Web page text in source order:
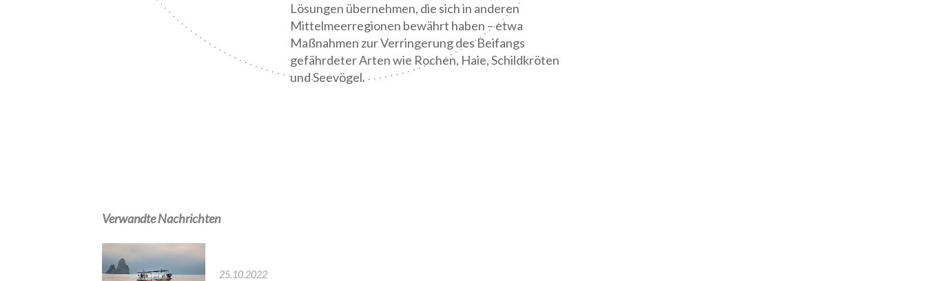
Lösungen übernehmen, die sich in anderen
Mittelmeerregionen bewährt haben – etwa
Maßnahmen zur Verringerung des Beifangs
gefährdeter Arten wie Rochen, Haie, Schildkröten
und Seevögel.
Verwandte Nachrichten
25.10.2022